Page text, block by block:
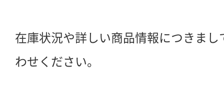
在庫状況や詳しい商品情報につきま
わせください。